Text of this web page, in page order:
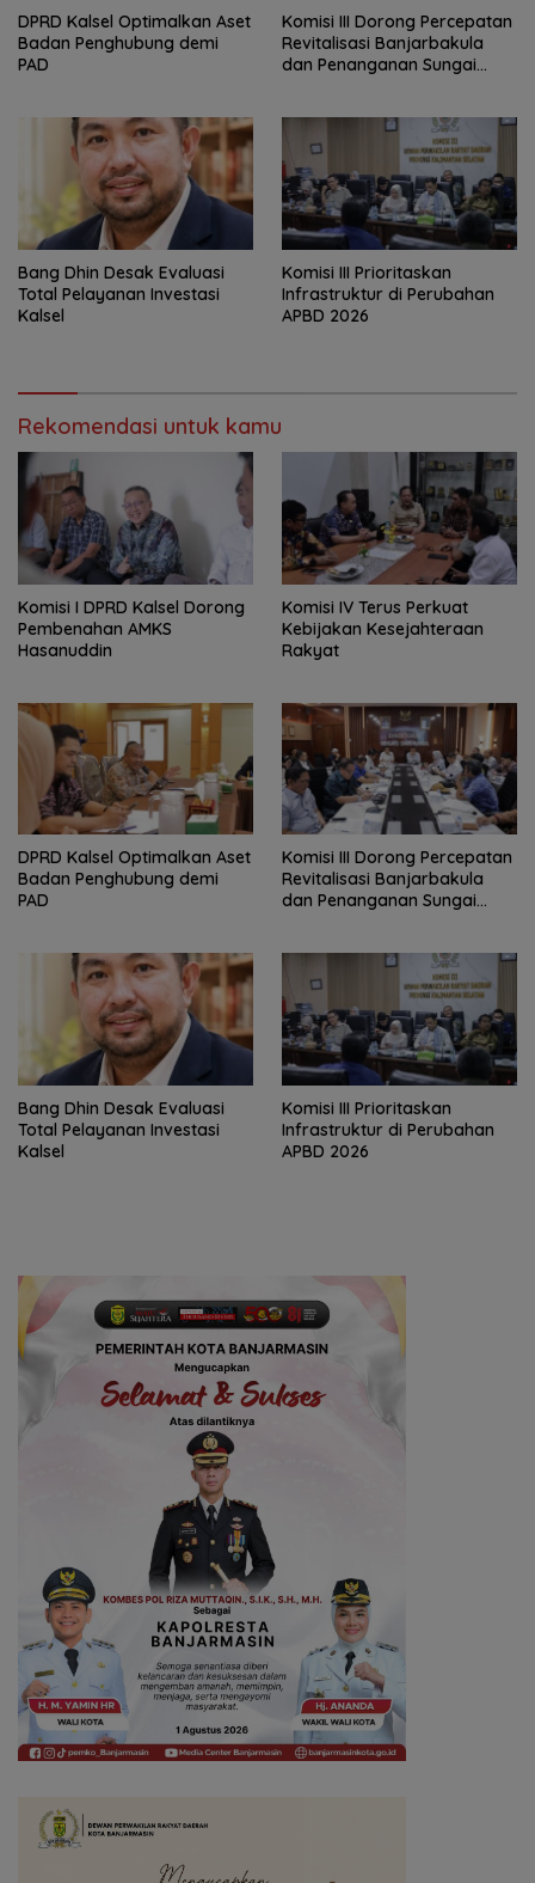
‎DPRD Kalsel Optimalkan Aset
Badan Penghubung demi
PAD
‎Komisi III Dorong Percepatan
Revitalisasi Banjarbakula
dan Penanganan Sungai
‎Bang Dhin Desak Evaluasi
Total Pelayanan Investasi
Kalsel
‎Komisi III Prioritaskan
Infrastruktur di Perubahan
APBD 2026
Rekomendasi untuk kamu
Komisi I DPRD Kalsel Dorong
Pembenahan AMKS
Hasanuddin
Komisi IV Terus Perkuat
Kebijakan Kesejahteraan
Rakyat
‎DPRD Kalsel Optimalkan Aset
Badan Penghubung demi
PAD
‎Komisi III Dorong Percepatan
Revitalisasi Banjarbakula
dan Penanganan Sungai
‎Bang Dhin Desak Evaluasi
Total Pelayanan Investasi
Kalsel
‎Komisi III Prioritaskan
Infrastruktur di Perubahan
APBD 2026